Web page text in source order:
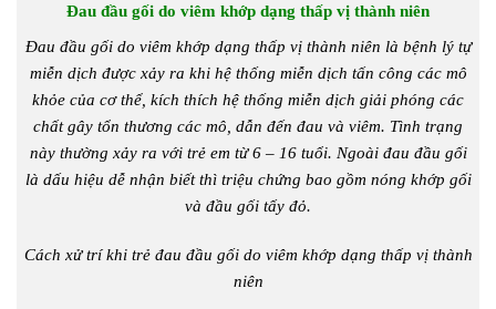
Đau đầu gối do viêm khớp dạng thấp vị thành niên
Đau đầu gối do viêm khớp dạng thấp vị thành niên là bệnh lý tự
miễn dịch được xảy ra khi hệ thống miễn dịch tấn công các mô
khỏe của cơ thể, kích thích hệ thống miễn dịch giải phóng các
chất gây tổn thương các mô, dẫn đến đau và viêm. Tình trạng
này thường xảy ra với trẻ em từ 6 – 16 tuổi. Ngoài đau đầu gối
là dấu hiệu dễ nhận biết thì triệu chứng bao gồm nóng khớp gối
và đầu gối tấy đỏ.
Cách xử trí khi trẻ đau đầu gối do viêm khớp dạng thấp vị thành
niên